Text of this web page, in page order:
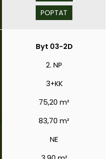
POPTAT
Byt 03-2D
2. NP
3+KK
75,20 m²
83,70 m²
NE